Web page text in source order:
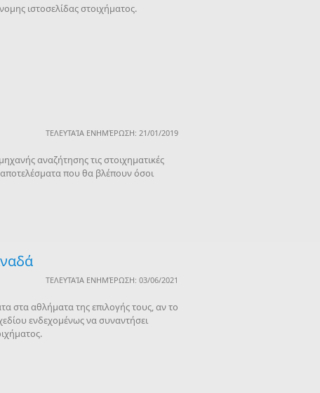
ιστοσελίδας στοιχήματος.
ΤΕΛΕΥΤΑΊΑ ΕΝΗΜΈΡΩΣΗ: 21/01/2019
αναζήτησης τις στοιχηματικές
που θα βλέπουν όσοι
ΤΕΛΕΥΤΑΊΑ ΕΝΗΜΈΡΩΣΗ: 03/06/2021
στα αθλήματα της επιλογής τους, αν το
ενδεχομένως να συναντήσει